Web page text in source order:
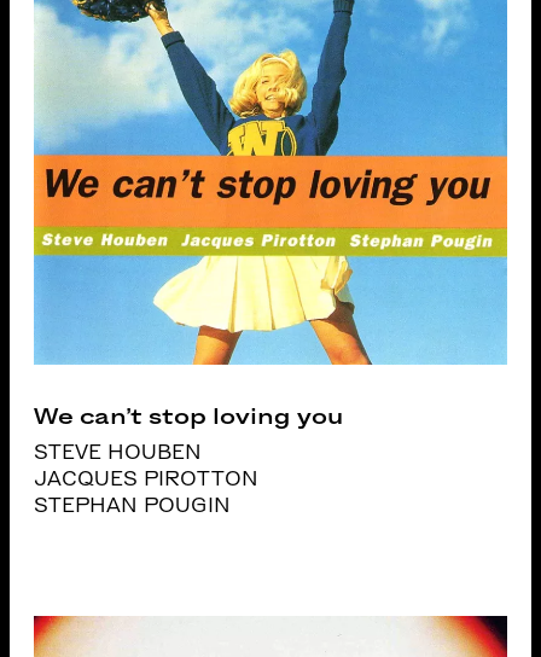
We can’t stop loving you
STEVE HOUBEN
JACQUES PIROTTON
STEPHAN POUGIN